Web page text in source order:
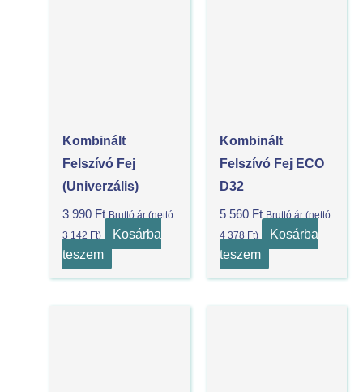
Kombinált
Felszívó Fej
(univerzális)
3 990 Ft Bruttó ár (nettó:
3 142 Ft)
Kosárba
teszem
Kombinált
Felszívó Fej ECO
D32
5 560 Ft Bruttó ár (nettó:
4 378 Ft)
Kosárba
teszem